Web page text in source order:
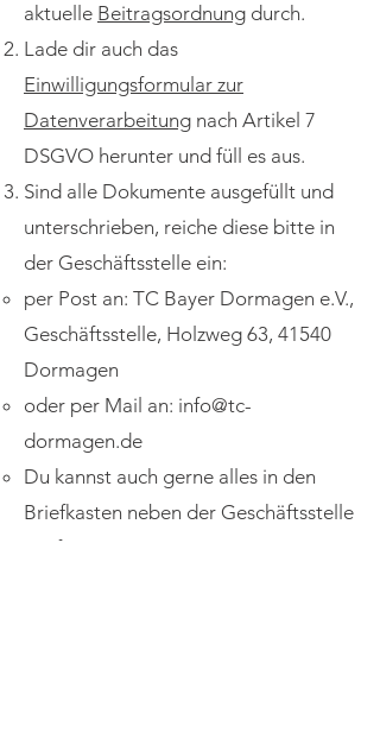
aktuelle Beitragsordnung durch.
Lade dir auch das
Einwilligungsformular zur
Datenverarbeitung nach Artikel 7
DSGVO herunter und füll es aus.
Sind alle Dokumente ausgefüllt und
unterschrieben, reiche diese bitte in
der Geschäftsstelle ein:
per Post an: TC Bayer Dormagen e.V.,
Geschäftsstelle, Holzweg 63, 41540
Dormagen
oder per Mail an: info@tc-
dormagen.de
Du kannst auch gerne alles in den
Briefkasten neben der Geschäftsstelle
werfen.